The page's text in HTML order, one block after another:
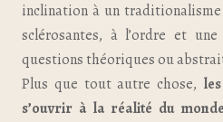
inclination à un
sclérosantes, à l’ordre et
questions théoriques ou
Plus que tout autre chose,
s’ouvrir à la réalité du